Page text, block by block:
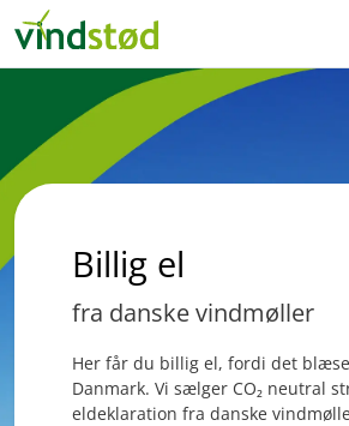
Billig el
fra danske vindmøller
Her får du billig el, fordi det
Danmark. Vi sælger CO₂ neutral
eldeklaration fra danske